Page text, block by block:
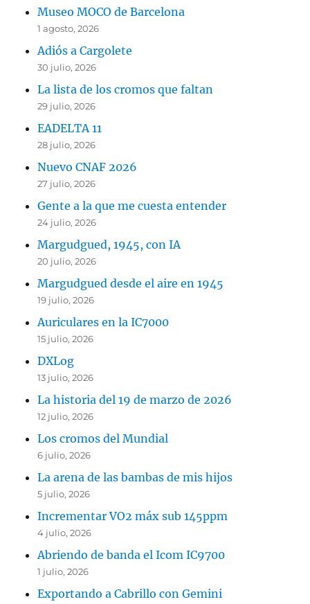
Museo MOCO de Barcelona
1 agosto, 2026
Adiós a Cargolete
30 julio, 2026
La lista de los cromos que faltan
29 julio, 2026
EADELTA 11
28 julio, 2026
Nuevo CNAF 2026
27 julio, 2026
Gente a la que me cuesta entender
24 julio, 2026
Margudgued, 1945, con IA
20 julio, 2026
Margudgued desde el aire en 1945
19 julio, 2026
Auriculares en la IC7000
15 julio, 2026
DXLog
13 julio, 2026
La historia del 19 de marzo de 2026
12 julio, 2026
Los cromos del Mundial
6 julio, 2026
La arena de las bambas de mis hijos
5 julio, 2026
Incrementar VO2 máx sub 145ppm
4 julio, 2026
Abriendo de banda el Icom IC9700
1 julio, 2026
Exportando a Cabrillo con Gemini